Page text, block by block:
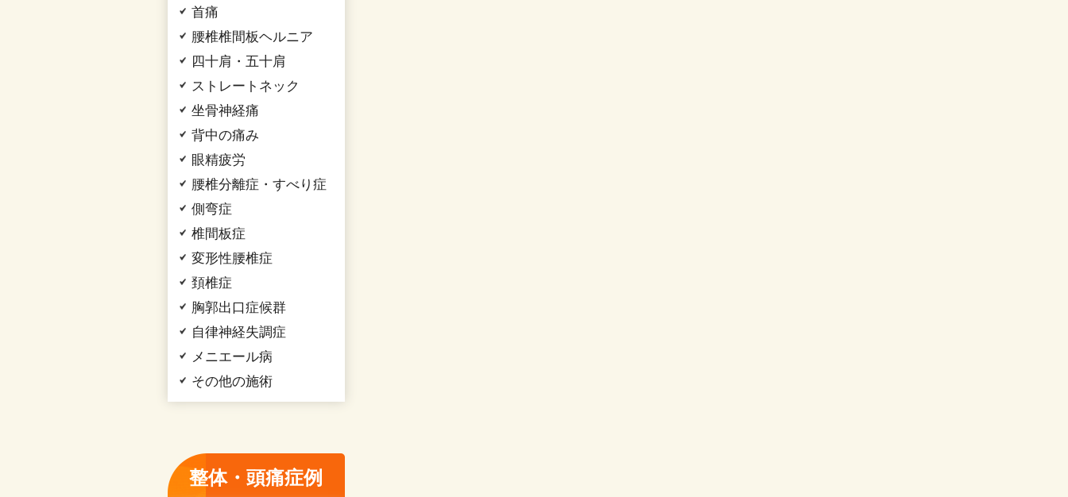
首痛
腰椎椎間板ヘルニア
四十肩・五十肩
ストレートネック
坐骨神経痛
背中の痛み
眼精疲労
腰椎分離症・すべり症
側弯症
椎間板症
変形性腰椎症
頚椎症
胸郭出口症候群
自律神経失調症
メニエール病
その他の施術
整体・頭痛症例